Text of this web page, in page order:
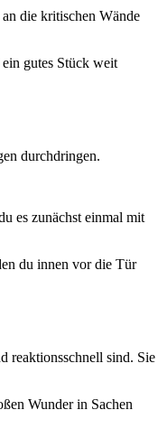
an die kritischen Wände
gutes Stück weit
durchdringen.
es zunächst einmal mit
du innen vor die Tür
reaktionsschnell sind. Sie
Wunder in Sachen